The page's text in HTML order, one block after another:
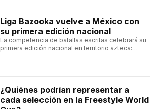
Liga Bazooka vuelve a México con
su primera edición nacional
La competencia de batallas escritas celebrará su
primera edición nacional en territorio azteca:
¿Quiénes podrían representar a
cada selección en la Freestyle World